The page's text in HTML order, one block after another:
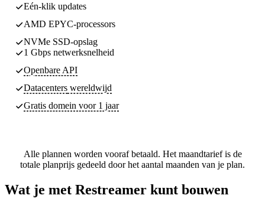
Eén-klik updates
AMD EPYC-processors
NVMe SSD-opslag
1 Gbps netwerksnelheid
Openbare API
Datacenters wereldwijd
Gratis domein voor 1 jaar
Alle plannen worden vooraf betaald. Het maandtarief is de
totale planprijs gedeeld door het aantal maanden van je plan.
Wat je met Restreamer kunt bouwen